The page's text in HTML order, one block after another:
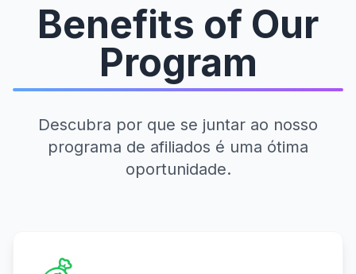
Benefits of Our
Program
Descubra por que se juntar ao nosso
programa de afiliados é uma ótima
oportunidade.